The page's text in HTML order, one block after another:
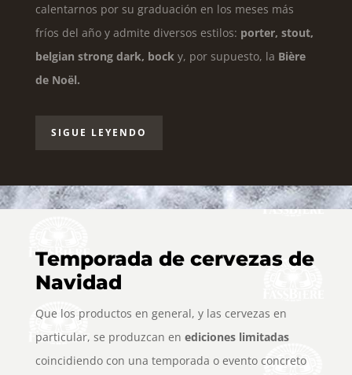
calentarnos por su graduación en los meses más
fríos del año y admite diversos estilos: porter, stout,
belgian strong dark, bock y, por supuesto, la Bière
de Noël.
SIGUE LEYENDO
Temporada de cervezas de
Navidad
Que los productos en general, y las cervezas en
particular, se produzcan en ediciones limitadas
coincidiendo con una temporada o evento concreto